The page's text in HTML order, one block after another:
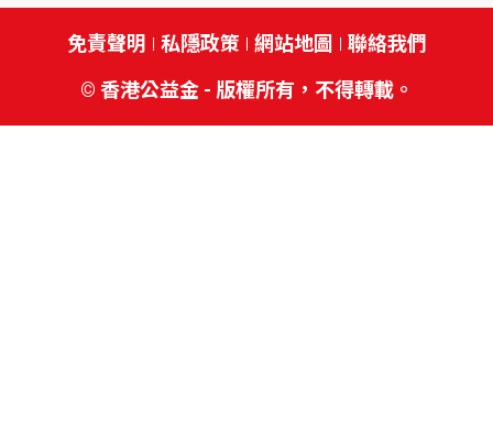
免責聲明 私隱政策 網站地圖
聯絡我們
© 香港公益金 - 版權所有，不得轉載。